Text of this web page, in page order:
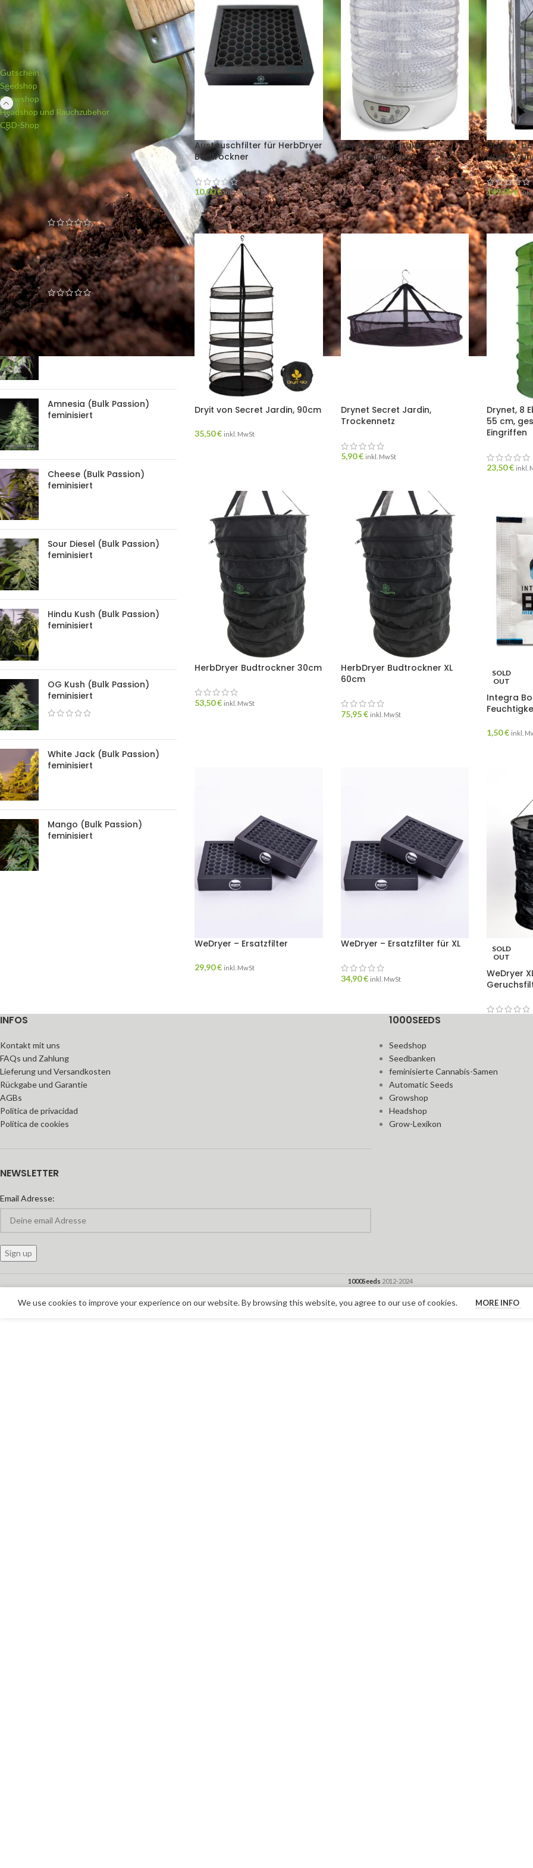
PRODUKTKATEGORIEN
Gutschein
Seedshop
Growshop
Headshop und Rauchzubehör
CBD-Shop
NEUE PRODUKTE
White Widow (Bulk Passion)
feminisiert
Blueberry Widow (Bulk
Passion) feminisiert
Black Domina (Bulk Passion)
feminisiert
Amnesia (Bulk Passion)
feminisiert
Cheese (Bulk Passion)
feminisiert
Sour Diesel (Bulk Passion)
feminisiert
Hindu Kush (Bulk Passion)
feminisiert
OG Kush (Bulk Passion)
feminisiert
White Jack (Bulk Passion)
feminisiert
Mango (Bulk Passion)
feminisiert
Austauschfilter für HerbDryer
Budtrockner
10,00€ inkl. MwSt
Dry Weed, digitaler
Trockenautomat
Drybox,
LiteBOX
149,00€
Dryit von Secret Jardin, 90cm
35,50€ inkl. MwSt
Drynet Secret Jardin,
Trockennetz
5,90€ inkl. MwSt
Drynet, 8
55 cm,
Eingriffen
23,50€ inkl.
HerbDryer Budtrockner 30cm
53,50€ inkl. MwSt
HerbDryer Budtrockner XL
60cm
75,95€ inkl. MwSt
SOLD
OUT
Integra
1,50€ inkl.
WeDryer – Ersatzfilter
29,90€ inkl. MwSt
WeDryer – Ersatzfilter für XL
34,90€ inkl. MwSt
SOLD
OUT
WeDryer
INFOS
Kontakt mit uns
FAQs und Zahlung
Lieferung und Versandkosten
Rückgabe und Garantie
AGBs
Política de privacidad
Política de cookies
NEWSLETTER
Email Adresse:
1000SEEDS
Seedshop
Seedbanken
feminisierte Cannabis-Samen
Automatic Seeds
Growshop
Headshop
Grow-Lexikon
1000Seeds 2012-2024
We use cookies to improve your experience on our website. By browsing this website, you agree to our use of cookies. MORE INFO